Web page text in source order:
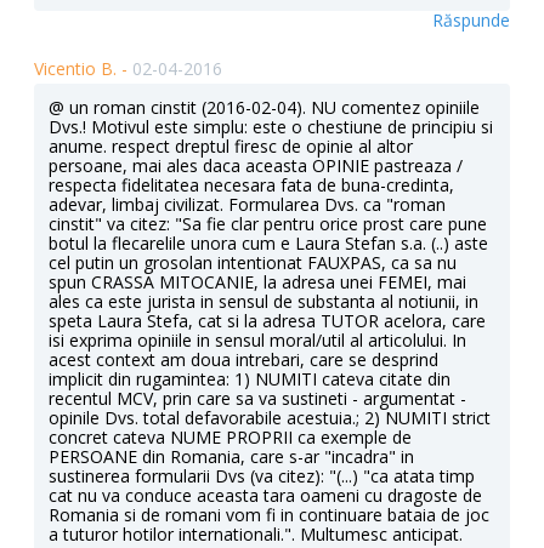
Răspunde
Vicentio B. - 02-04-2016
@ un roman cinstit (2016-02-04). NU comentez opiniile
Dvs.! Motivul este simplu: este o chestiune de principiu si
anume. respect dreptul firesc de opinie al altor
persoane, mai ales daca aceasta OPINIE pastreaza /
respecta fidelitatea necesara fata de buna-credinta,
adevar, limbaj civilizat. Formularea Dvs. ca "roman
cinstit" va citez: "Sa fie clar pentru orice prost care pune
botul la flecarelile unora cum e Laura Stefan s.a. (..) aste
cel putin un grosolan intentionat FAUXPAS, ca sa nu
spun CRASSA MITOCANIE, la adresa unei FEMEI, mai
ales ca este jurista in sensul de substanta al notiunii, in
speta Laura Stefa, cat si la adresa TUTOR acelora, care
isi exprima opiniile in sensul moral/util al articolului. In
acest context am doua intrebari, care se desprind
implicit din rugamintea: 1) NUMITI cateva citate din
recentul MCV, prin care sa va sustineti - argumentat -
opinile Dvs. total defavorabile acestuia.; 2) NUMITI strict
concret cateva NUME PROPRII ca exemple de
PERSOANE din Romania, care s-ar "incadra" in
sustinerea formularii Dvs (va citez): "(...) "ca atata timp
cat nu va conduce aceasta tara oameni cu dragoste de
Romania si de romani vom fi in continuare bataia de joc
a tuturor hotilor internationali.". Multumesc anticipat.